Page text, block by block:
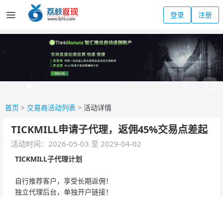
登录 注册
首页 > 交易商活动列表 > 活动详情
TICKMILL申请子代理，返佣45%交易点差起
活动时间：2026-05-03 至 2029-04-02
TICKMILL子代理计划
自行推荐客户，享受长期返佣！
独立代理后台，单独开户链接！